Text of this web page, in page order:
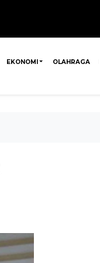
EKONOMI OLAHRAGA